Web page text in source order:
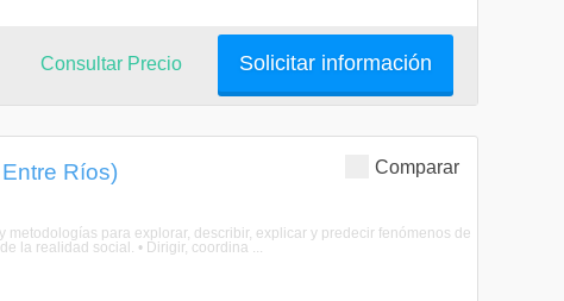
Solicitar información
Consultar Precio
Comparar
Ríos)
para explorar, describir, explicar y predecir fenómenos de
la realidad social. • Dirigir, coordina ...